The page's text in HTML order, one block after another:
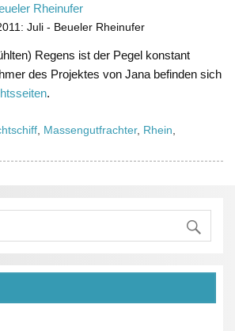
Juli - Beueler Rheinufer
Regens ist der Pegel konstant
des Projektes von Jana befinden sich
.
, Massengutfrachter, Rhein,